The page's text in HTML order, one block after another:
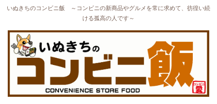
いぬきちのコンビニ飯 ～コンビニの新商品やグルメを常に求めて、彷徨い続
ける孤高の人です～